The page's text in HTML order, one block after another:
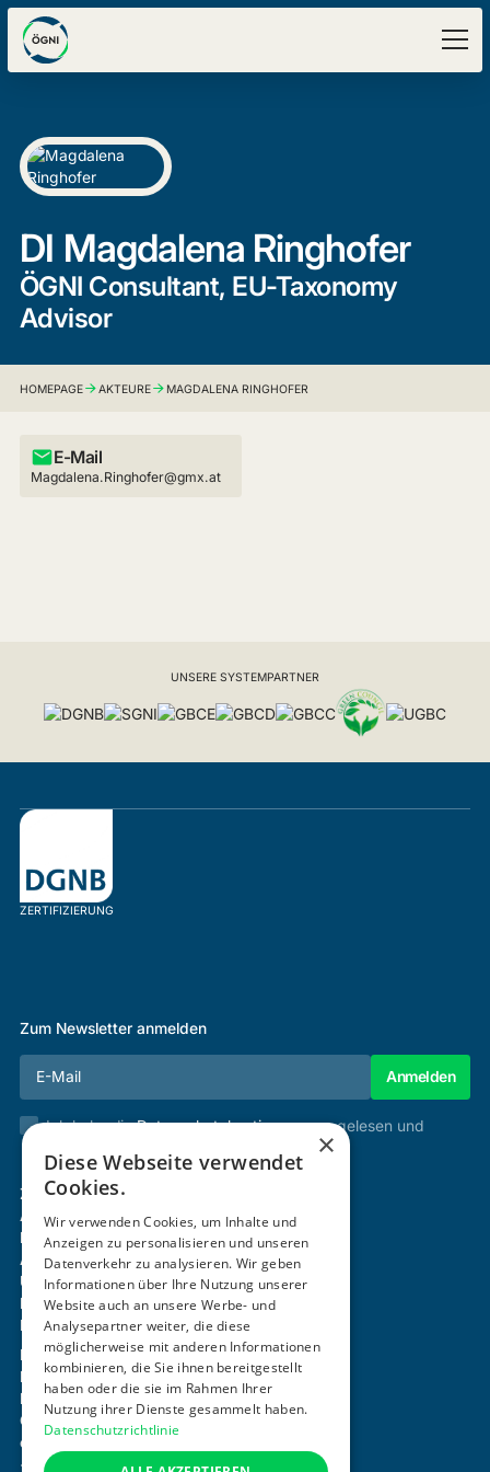
DI Magdalena Ringhofer
ÖGNI Consultant, EU-Taxonomy
Advisor
HOMEPAGE AKTEURE MAGDALENA RINGHOFER
E-Mail
Magdalena.Ringhofer@gmx.at
UNSERE SYSTEMPARTNER
ZERTIFIZIERUNG
Zum Newsletter anmelden
Ich habe dieDatenschutzbestimmungengelesen und
Zertifizierung & Verifikation
Akademie
Mitgliedschaft
Aktivitäten
Über uns
Login
Kontakt
Impressum
Datenschutz
Barrierefreiheitserklärung
Cookie-Einstellungen anpassen
office@ogni.at
+43 664 15 63 507
×
Diese Webseite verwendet
Cookies.
Wir verwenden Cookies, um Inhalte und
Anzeigen zu personalisieren und unseren
Datenverkehr zu analysieren. Wir geben
Informationen über Ihre Nutzung unserer
Website auch an unsere Werbe- und
Analysepartner weiter, die diese
möglicherweise mit anderen Informationen
kombinieren, die Sie ihnen bereitgestellt
haben oder die sie im Rahmen Ihrer
Nutzung ihrer Dienste gesammelt haben.
Datenschutzrichtlinie